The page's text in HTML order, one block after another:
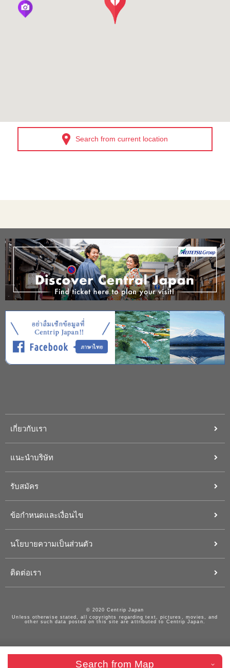
Search from current location
เกี่ยวกับเรา
แนะนำบริษัท
รับสมัคร
ข้อกำหนดและเงื่อนไข
นโยบายความเป็นส่วนตัว
ติดต่อเรา
Search from Map
© 2020 Centrip Japan
Unless otherwise stated, all copyrights regarding text, pictures, movies, and
other such data posted on this site are attributed to Centrip Japan.